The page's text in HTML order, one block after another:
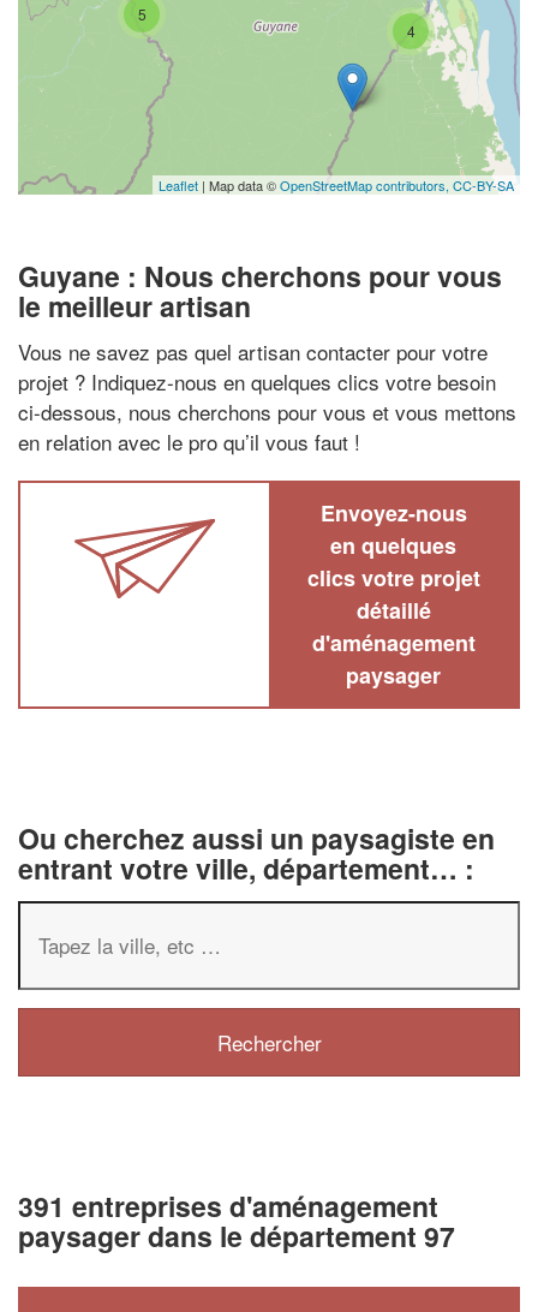
5
4
Leaflet | Map data ©OpenStreetMap contributors, CC-BY-SA
Guyane : Nous cherchons pour vous
le meilleur artisan
Vous ne savez pas quel artisan contacter pour votre
projet ? Indiquez-nous en quelques clics votre besoin
ci-dessous, nous cherchons pour vous et vous mettons
en relation avec le pro qu’il vous faut !
Envoyez-nous
en quelques
clics votre projet
détaillé
d'aménagement
paysager
Ou cherchez aussi un paysagiste en
entrant votre ville, département… :
391 entreprises d'aménagement
paysager dans le département 97